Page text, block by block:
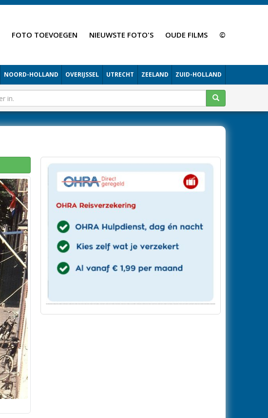
FOTO TOEVOEGEN NIEUWSTE FOTO'S OUDE FILMS ©
NOORD-HOLLAND OVERIJSSEL UTRECHT ZEELAND ZUID-HOLLAND